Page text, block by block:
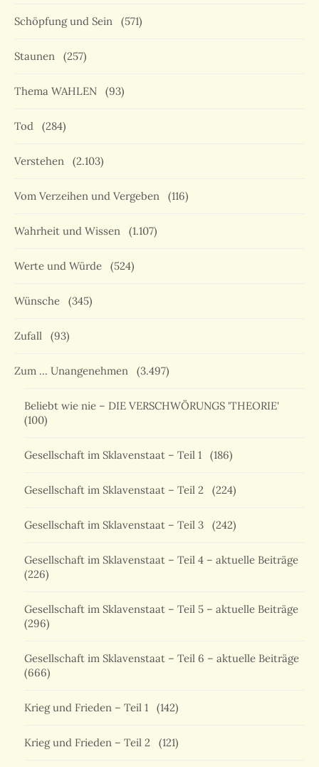
Schöpfung und Sein (571)
Staunen (257)
Thema WAHLEN (93)
Tod (284)
Verstehen (2.103)
Vom Verzeihen und Vergeben (116)
Wahrheit und Wissen (1.107)
Werte und Würde (524)
Wünsche (345)
Zufall (93)
Zum … Unangenehmen (3.497)
Beliebt wie nie – DIE VERSCHWÖRUNGS 'THEORIE'
(100)
Gesellschaft im Sklavenstaat – Teil 1 (186)
Gesellschaft im Sklavenstaat – Teil 2 (224)
Gesellschaft im Sklavenstaat – Teil 3 (242)
Gesellschaft im Sklavenstaat – Teil 4 – aktuelle Beiträge
(226)
Gesellschaft im Sklavenstaat – Teil 5 – aktuelle Beiträge
(296)
Gesellschaft im Sklavenstaat – Teil 6 – aktuelle Beiträge
(666)
Krieg und Frieden – Teil 1 (142)
Krieg und Frieden – Teil 2 (121)